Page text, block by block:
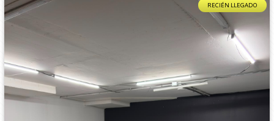
RECIÉN LLEGADO